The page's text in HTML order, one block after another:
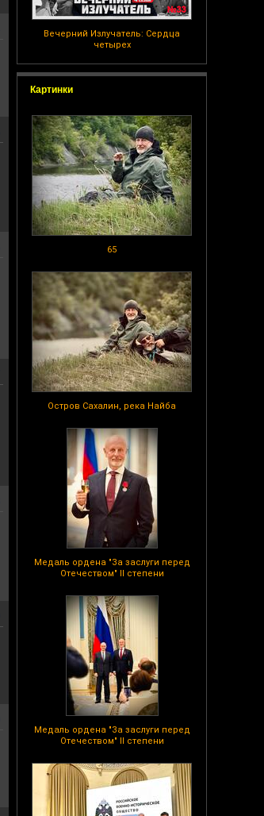
Вечерний Излучатель: Сердца
четырех
Картинки
65
Остров Сахалин, река Найба
Медаль ордена "За заслуги перед
Отечеством" II степени
Медаль ордена "За заслуги перед
Отечеством" II степени